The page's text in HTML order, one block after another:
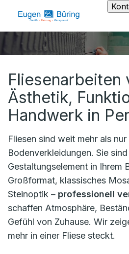
Fliesenarbeiten
Ästhetik,
Handwerk in
Fliesen sind weit mehr als
Bodenverkleidungen. Sie
Gestaltungselement in Ihrem
Großformat, klassisches
Steinoptik – professionell
schaffen Atmosphäre,
Gefühl von Zuhause. Wir
mehr in einer Fliese steckt.